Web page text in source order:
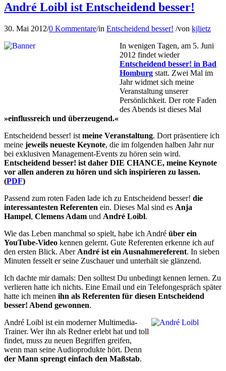
André Loibl ist Entscheidend besser!
30. Mai 2012/0 Kommentare/in Entscheidend besser! /von kjlietz
In wenigen Tagen, am 5. Juni
2012 findet wieder
Entscheidend besser! in Bad
Homburg statt. Zwei Mal im
Jahr widmet sich meine
Veranstaltung unserer
Persönlichkeit. Der rote Faden
des Abends ist dieses Mal
»einfluss­reich und überzeugend.«
Entscheidend besser! ist meine Veranstaltung. Dort präsentiere ich
meine jeweils neueste Keynote, die im folgenden halben Jahr nur
bei exklusiven Management-Events zu hören sein wird.
Entscheidend besser! ist daher DIE CHANCE, meine Keynote
vor allen anderen zu hören und sich inspirieren zu lassen.
(PDF)
Passend zum roten Faden lade ich zu Entscheidend besser! die
interessantesten Referenten ein. Dieses Mal sind es Anja
Hampel, Clemens Adam und André Loibl.
Wie das Leben manchmal so spielt, habe ich André über ein
YouTube-Video kennen gelernt. Gute Referenten erkenne ich auf
den ersten Blick. Aber André ist ein Ausnahmereferent. In sieben
Minuten fesselt er seine Zuschauer und unterhält sie glänzend.
Ich dachte mir damals: Den solltest Du unbedingt kennen lernen. Zu
verlieren hatte ich nichts. Eine Email und ein Telefongespräch später
hatte ich meinen ihn als Referenten für diesen Entscheidend
besser! Abend gewonnen.
André Loibl ist ein moderner Multimedia-
Trainer. Wer ihn als Redner erlebt hat und toll
findet, muss zu neuen Begriffen greifen,
wenn man seine Audioprodukte hört. Denn
der Mann sprengt einfach den Maßstab.